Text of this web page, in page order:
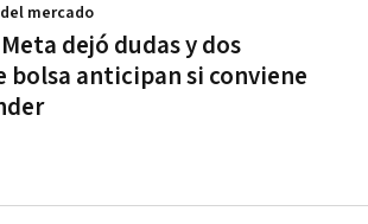
dejó dudas y dos
bolsa anticipan si conviene
mercado